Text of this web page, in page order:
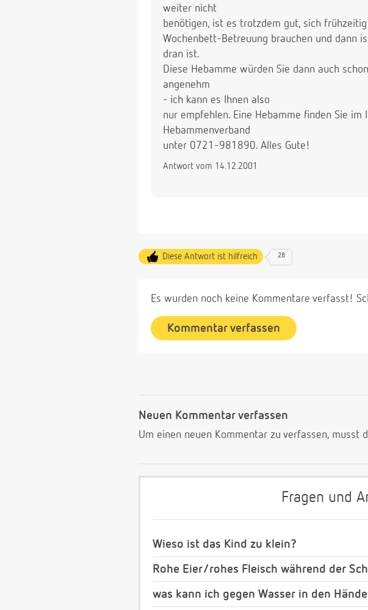
weiter nicht
benötigen, ist es trotzdem gut, sich
Wochenbett-Betreuung brauchen und dann
dran ist.
Diese Hebamme würden Sie dann auch
angenehm
- ich kann es Ihnen also
nur empfehlen. Eine Hebamme finden Sie
Hebammenverband
unter 0721-981890. Alles Gute!
Antwort vom 14.12.2001
Diese Antwort ist hilfreich 28
Es wurden noch keine Kommentare verfasst!
Kommentar verfassen
Neuen Kommentar verfassen
Um einen neuen Kommentar zu verfassen, musst
Fragen und
Wieso ist das Kind zu klein?
Rohe Eier/rohes Fleisch während der
was kann ich gegen Wasser in den